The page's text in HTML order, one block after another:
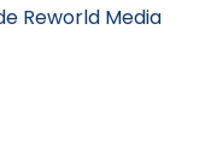
Reworld Media